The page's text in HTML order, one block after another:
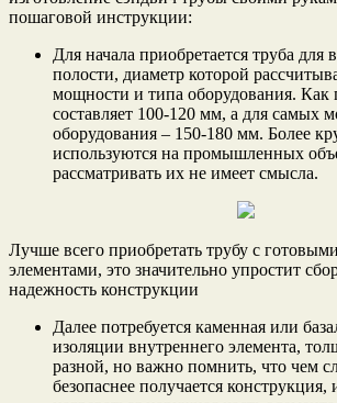
пошаговой инструкции:
Для начала приобретается труба для
полости, диаметр которой
мощности и типа оборудования. Как
составляет 100-120 мм, а для самых
оборудования – 150-180 мм. Более
используются на промышленных
рассматривать их не имеет смысла.
Лучше всего приобретать трубу с
элементами, это значительно упростит
надежность конструкции
Далее потребуется каменная или
изоляции внутреннего элемента,
разной, но важно помнить, что чем
безопаснее получается